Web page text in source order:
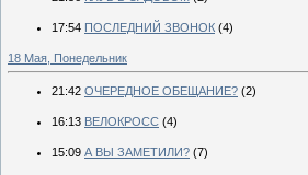
17:54 ПОСЛЕДНИЙ ЗВОНОК (4)
18 Мая, Понедельник
21:42 ОЧЕРЕДНОЕ ОБЕЩАНИЕ? (2)
16:13 ВЕЛОКРОСС (4)
15:09 А ВЫ ЗАМЕТИЛИ? (7)